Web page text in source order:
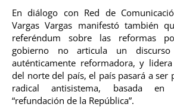
En diálogo con Red de
Vargas Vargas manifestó también
referéndum sobre las reformas
gobierno no articula un
auténticamente reformadora, y
del norte del país, el país pasará a ser
radical antisistema, basada en
“refundación de la República”.